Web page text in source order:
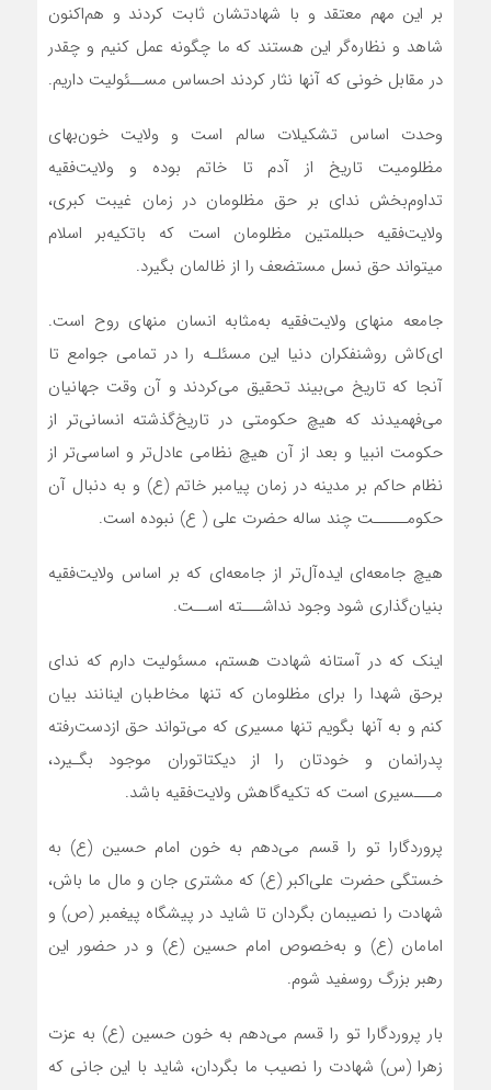
بر این مهم معتقد و با شهادتشان ثابت کردند و هم‌اکنون
شاهد و نظاره‌‎گر این هستند که ما چگونه عمل کنیم و چقدر
در مقابل خونی که آنها نثار کردند احساس مســئولیت داریم.
وحدت اساس تشکیلات سالم است و ولایت خون‌بهای
مظلومیت تاریخ از آدم تا خاتم بوده و ولایت‌فقیه
تداوم‌بخش ندای بر حق مظلومان در زمان غیبت کبری،
ولایت‌فقیه حبللمتین مظلومان است که باتکیه‌بر اسلام
می‎تواند حق نسل مستضعف را از ظالمان بگیرد.
جامعه منهای ولایت‌فقیه به‌مثابه انسان منهای روح است.
ای‌کاش روشنفکران دنیا این مسئلـه را در تمامی جوامع تا
آنجا که تاریخ می‌بیند تحقیق می‌کردند و آن وقت جهانیان
می‌فهمیدند که هیچ حکومتی در تاریخ‌گذشته انسانی‌تر از
حکومت انبیا و بعد از آن هیچ نظامی عادل‌تر و اساسی‌تر از
نظام حاکم بر مدینه در زمان پیامبر خاتم (ع) و به دنبال آن
حکومـــــت چند ساله حضرت علی ( ع) نبوده است.
هیچ جامعه‌ای ایده‌آل‌تر از جامعه‌‎ای که بر اساس ولایت‌فقیه
بنیان‌گذاری شود وجود نداشـــته اســت.
اینک که در آستانه شهادت هستم، مسئولیت دارم که ندای
برحق شهدا را برای مظلومان که تنها مخاطبان اینانند بیان
کنم و به آنها بگویم تنها مسیری که می‌‎تواند حق ازدست‌رفته
پدرانمان و خودتان را از دیکتاتوران موجود بگـیرد،
مـــسیری است که تکیه‌گاهش ولایت‌فقیه باشد.
پروردگارا تو را قسم می‌دهم به خون امام حسین (ع) به
خستگی حضرت علی‌اکبر (ع) که مشتری جان و مال ما باش،
شهادت را نصیبمان بگردان تا شاید در پیشگاه پیغمبر (ص) و
امامان (ع) و به‌خصوص امام حسین (ع) و در حضور این
رهبر بزرگ روسفید شوم.
بار پروردگارا تو را قسم می‌دهم به خون حسین (ع) به عزت
زهرا (س) شهادت را نصیب ما بگردان، شاید با این جانی که